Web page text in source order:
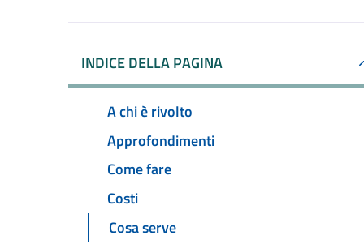
INDICE DELLA PAGINA
A chi è rivolto
Approfondimenti
Come fare
Costi
Cosa serve